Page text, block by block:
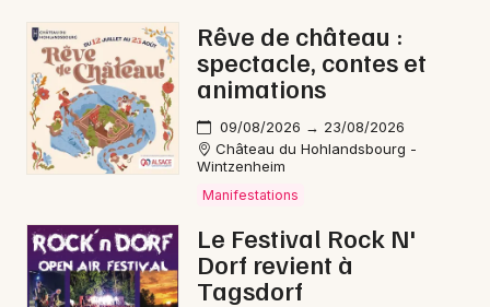
Rêve de château :
spectacle, contes et
animations
09/08/2026 → 23/08/2026
Château du Hohlandsbourg -
Wintzenheim
Manifestations
Le Festival Rock N'
Dorf revient à
Tagsdorf